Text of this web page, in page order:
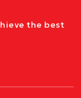
the best